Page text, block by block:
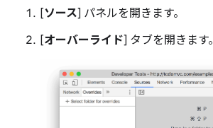
[ソース] パネルを開きます。
[オーバーライド] タブを開きます。